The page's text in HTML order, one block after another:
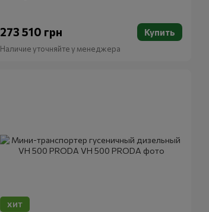
273 510 грн Купить
Наличие уточняйте у менеджера
ХИТ